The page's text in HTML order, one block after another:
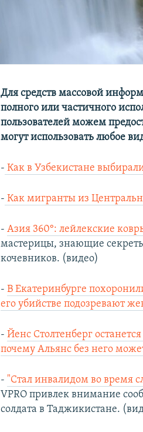
Для средств массовой
полного или частичного
пользователей можем
могут использовать любое
- Как в Узбекистане
- Как мигранты из
-Азия 360°: лейлекские
мастерицы, знающие
кочевников. (видео)
-В Екатеринбурге
его убийстве подозревают
-Йенс Столтенберг
почему Альянс без него
- "Стал инвалидом во время
VPRO привлек внимание
солдата в Таджикистане.